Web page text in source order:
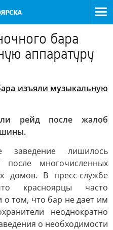
бара
аппаратуру
изъяли музыкальную
рейд после жалоб
заведение лишилось
после многочисленных
домов. В пресс-службе
красноярцы часто
том, что бар не дает им
неоднократно
о необходимости